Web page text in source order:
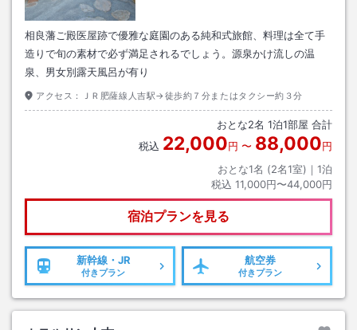
相良藩ご殿医屋跡で優雅な庭園のある純和式旅館、料理は全て手
造りで旬の素材で必ず満足されるでしょう。源泉かけ流しの温
泉、男女別露天風呂が有り
アクセス： ＪＲ肥薩線人吉駅→徒歩約７分またはタクシー約３分
おとな2名 1泊1部屋 合計
税込 22,000円 〜 88,000円
おとな1名 (2名1室)｜ 1泊
税込 11,000円〜44,000円
宿泊プランを見る
新幹線・JR
付きプラン
航空券
付きプラン